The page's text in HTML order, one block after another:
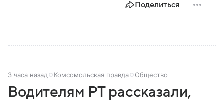
Поделиться
3 часа назад Комсомольская правда Общество
Водителям РТ рассказали,